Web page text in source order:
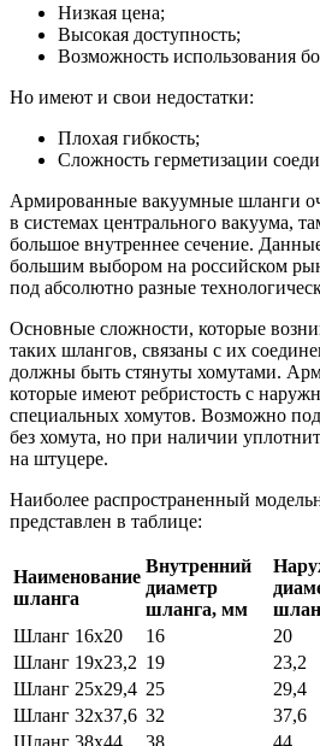
Низкая цена;
Высокая доступность;
Возможность использования
Но имеют и свои недостатки:
Плохая гибкость;
Сложность герметизации
Армированные вакуумные шланги
в системах центрального вакуума,
большое внутреннее сечение.
большим выбором на российском
под абсолютно разные
Основные сложности, которые
таких шлангов, связаны с их
должны быть стянуты хомутами.
которые имеют ребристость с
специальных хомутов. Возможно
без хомута, но при наличии
на штуцере.
Наиболее распространенный
представлен в таблице:
Наименование
шланга
Внутренний
диаметр
шланга, мм
Шланг 16х20 16
20
Шланг 19х23,2 19
23,2
Шланг 25х29,4 25
29,4
Шланг 32х37,6 32
37,6
Шланг 38х44
38
44